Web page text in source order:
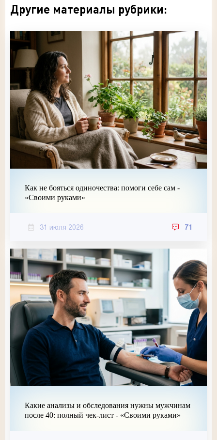
Другие материалы рубрики:
Как не бояться одиночества: помоги себе сам -
«Своими руками»
31 июля 2026 71
Какие анализы и обследования нужны мужчинам
после 40: полный чек-лист - «Своими руками»